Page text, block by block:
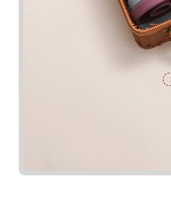
✚ Baju Baby Custom Nama 'Naim